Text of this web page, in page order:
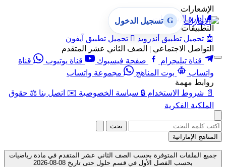
الإشعارات
🔔 إدارة الإشعارات
التطبيقات
🤖 تحميل تطبيق أندرويد  تحميل تطبيق آيفون
التواصل الاجتماعي | الصف الثاني عشر المتقدم
قناة تيليجرام
صفحة فيسبوك قناة يوتيوب
قناة
واتساب
بوت المناهج
مجموعة واتساب
روابط مهمة
📄 شروط الاستخدام 🔒 سياسة الخصوصية ✉️ اتصل بنا ⚖️ حقوق
الملكية الفكرية
G تسجيل الدخول
بحث
المناهج الإماراتية
جميع الملفات المتوفرة بحسب الصف الثاني عشر المتقدم في مادة رياضيات
بحسب الفصل الأول في قسم حلول حتى تاريخ 08-08-2026